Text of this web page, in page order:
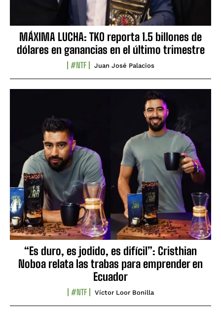
MÁXIMA LUCHA: TKO reporta 1.5 billones de
dólares en ganancias en el último trimestre
#NTF Juan José Palacios
“Es duro, es jodido, es difícil”: Cristhian
Noboa relata las trabas para emprender en
Ecuador
#NTF Víctor Loor Bonilla